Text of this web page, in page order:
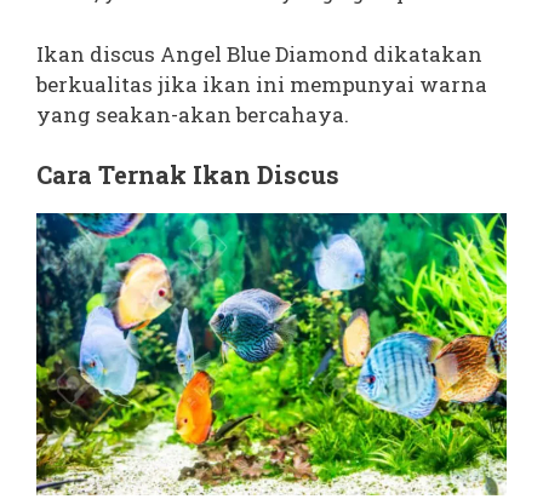
Ikan discus Angel Blue Diamond dikatakan
berkualitas jika ikan ini mempunyai warna
yang seakan-akan bercahaya.
Cara Ternak Ikan Discus